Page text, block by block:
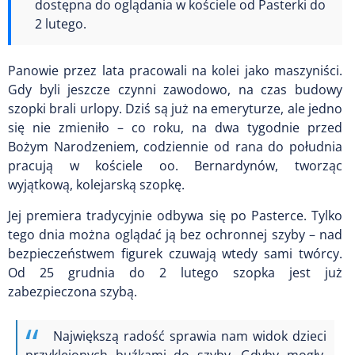
dostępna do oglądania w kościele od Pasterki do
2 lutego.
Panowie przez lata pracowali na kolei jako maszyniści.
Gdy byli jeszcze czynni zawodowo, na czas budowy
szopki brali urlopy. Dziś są już na emeryturze, ale jedno
się nie zmieniło – co roku, na dwa tygodnie przed
Bożym Narodzeniem, codziennie od rana do południa
pracują w kościele oo. Bernardynów, tworząc
wyjątkową, kolejarską szopkę.
Jej premiera tradycyjnie odbywa się po Pasterce. Tylko
tego dnia można oglądać ją bez ochronnej szyby – nad
bezpieczeństwem figurek czuwają wtedy sami twórcy.
Od 25 grudnia do 2 lutego szopka jest już
zabezpieczona szybą.
Największą radość sprawia nam widok dzieci